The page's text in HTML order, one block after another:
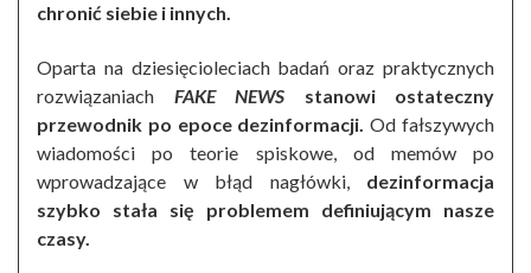
chronić siebie i innych.
Oparta na dziesięcioleciach badań oraz praktycznych
rozwiązaniach FAKE NEWS stanowi ostateczny
przewodnik po epoce dezinformacji. Od fałszywych
wiadomości po teorie spiskowe, od memów po
wprowadzające w błąd nagłówki,dezinformacja
szybko stała się problemem definiującym nasze
czasy.